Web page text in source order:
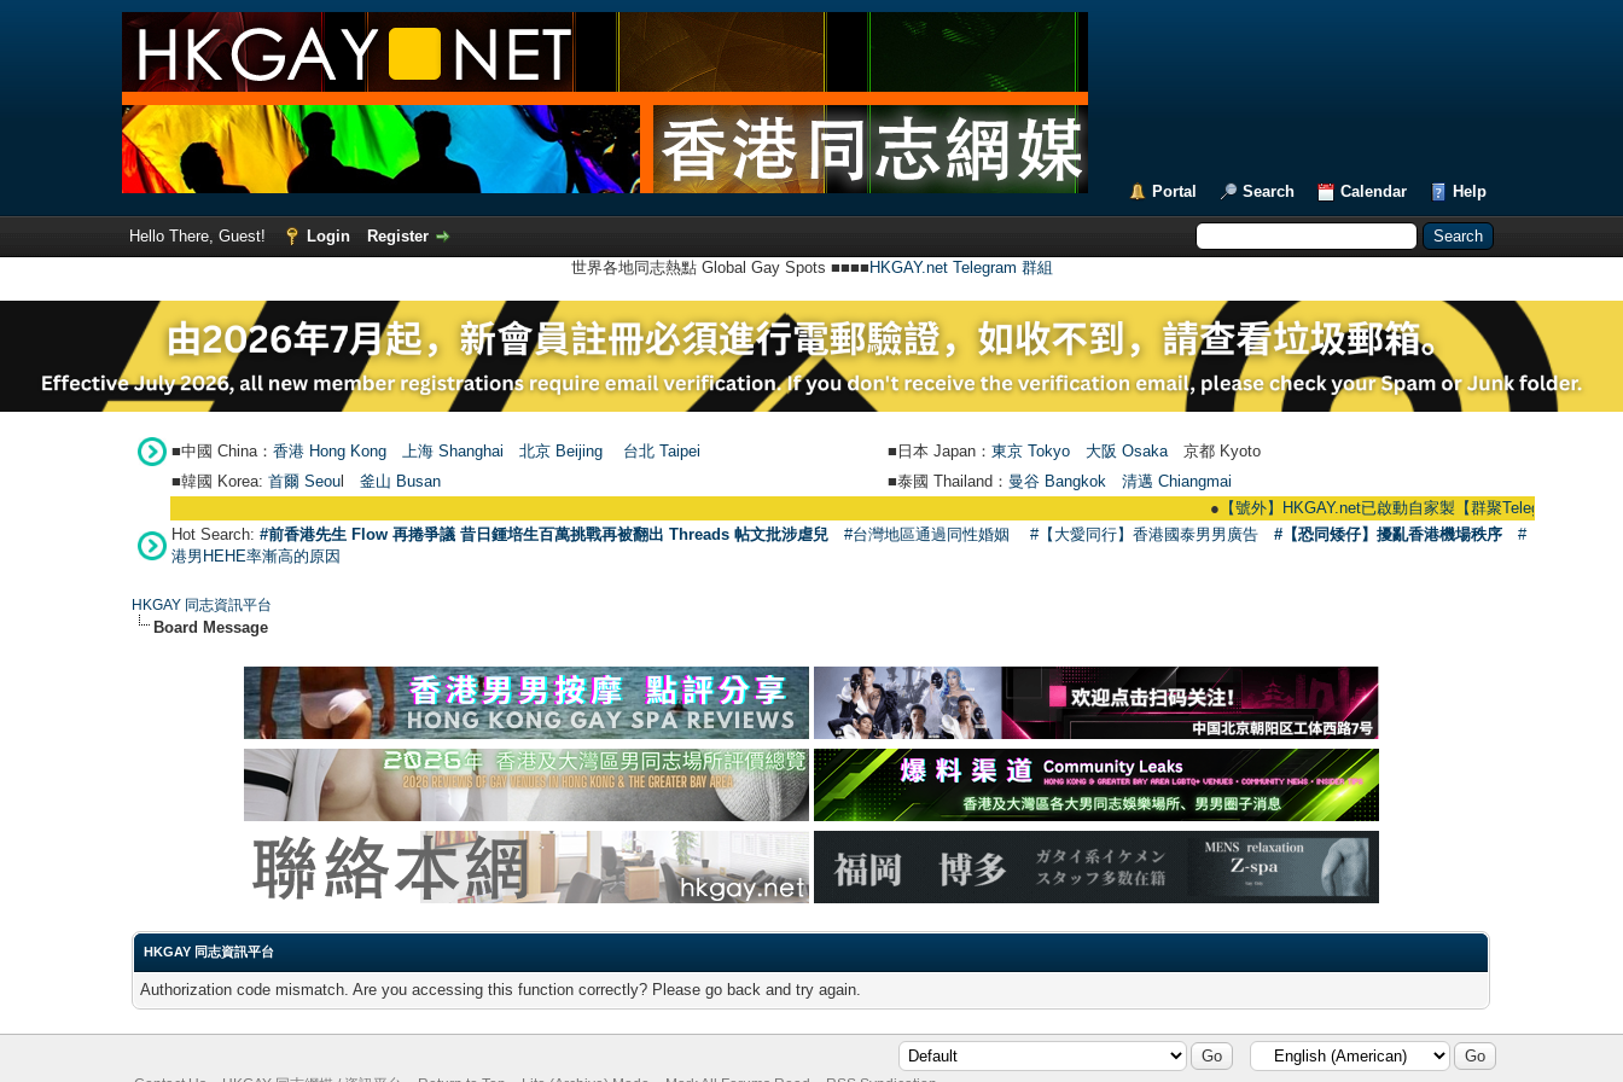
Portal Search Calendar Help
Hello There, Guest! Login
Register
世界各地同志熱點 Global Gay Spots ■■■■ HKGAY.net Telegram 群組
■中國 China： 香港 Hong Kong 上海 Shanghai 北京 Beijing 台北 Taipei ■日本 Japan： 東京 Tokyo 大阪 Osaka 京都 Kyoto
■韓國 Korea: 首爾 Seou 釜山 Busan ■泰國 Thailand： 曼谷 Bangkok
清邁 Chiangmai
【號外】HKGAY.net已啟動自家製【群聚Telegram群組】
Hot Search: #前香港先生 Flow 再捲爭議 昔日鍾培生百萬挑戰再被翻出 Threads 帖文批涉虐兒 #台灣地區通過同性婚姻 #【大愛同行】香港國泰男男廣告 #【恐同矮仔】擾亂香港機場秩序
#
港男HEHE率漸高的原因
HKGAY 同志資訊平台
Board Message
HKGAY 同志資訊平台
Authorization code mismatch. Are you accessing this function correctly? Please go back and try again.